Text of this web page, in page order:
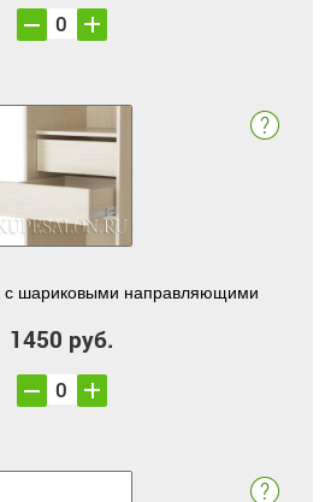
шариковыми направляющими
1450 руб.